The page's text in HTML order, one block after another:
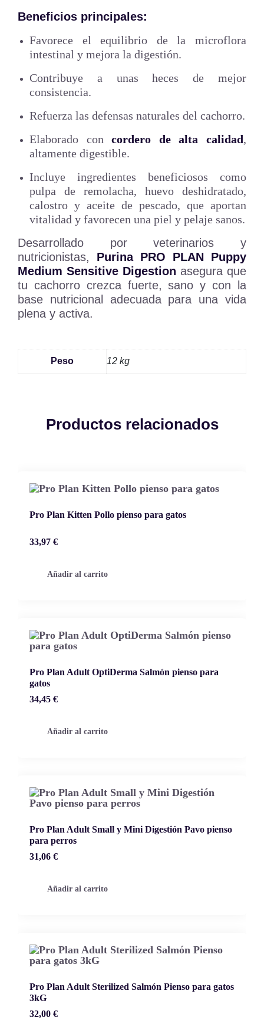
Beneficios principales:
Favorece el equilibrio de la microflora
intestinal y mejora la digestión.
Contribuye a unas heces de mejor
consistencia.
Refuerza las defensas naturales del cachorro.
Elaborado concordero de alta calidad,
altamente digestible.
Incluye ingredientes beneficiosos como
pulpa de remolacha, huevo deshidratado,
calostro y aceite de pescado, que aportan
vitalidad y favorecen una piel y pelaje sanos.
Desarrollado por veterinarios y
nutricionistas, Purina PRO PLAN Puppy
Medium Sensitive Digestion asegura que
tu cachorro crezca fuerte, sano y con la
base nutricional adecuada para una vida
plena y activa.
Peso 12 kg
Productos relacionados
Pro Plan Kitten Pollo pienso para gatos
33,97 €
Añadir al carrito
Pro Plan Adult OptiDerma Salmón pienso para
gatos
34,45 €
Añadir al carrito
Pro Plan Adult Small y Mini Digestión Pavo pienso
para perros
31,06 €
Añadir al carrito
Pro Plan Adult Sterilized Salmón Pienso para gatos
3kG
32,00 €